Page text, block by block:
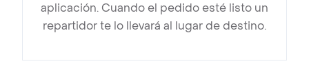
aplicación. Cuando el pedido esté listo un
repartidor te lo llevará al lugar de destino.